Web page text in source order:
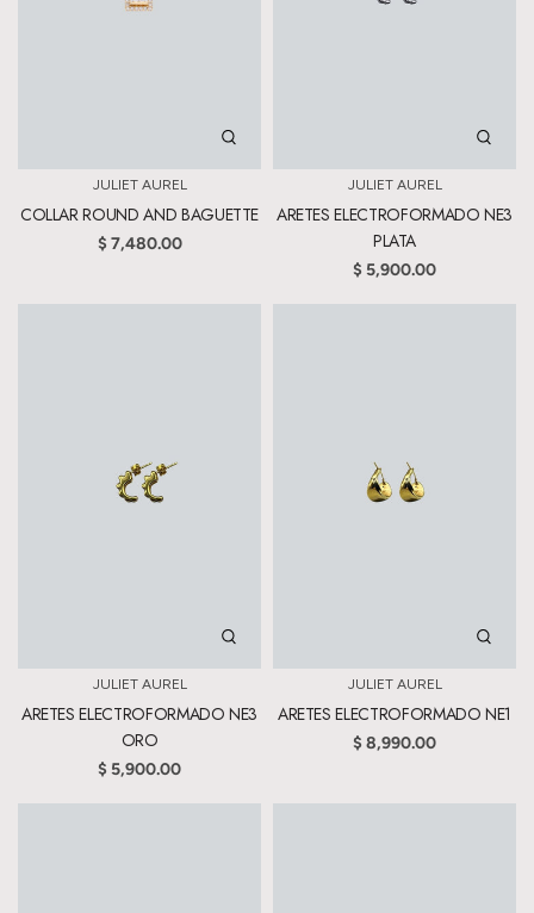
JULIET AUREL
COLLAR ROUND AND BAGUETTE
$ 7,480.00
JULIET AUREL
ARETES ELECTROFORMADO NE3
PLATA
$ 5,900.00
JULIET AUREL
ARETES ELECTROFORMADO NE3
ORO
$ 5,900.00
JULIET AUREL
ARETES ELECTROFORMADO NE1
$ 8,990.00